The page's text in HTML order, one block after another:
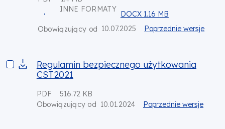
INNE FORMATY
DOCX 1.16 MB
Obowiązujący od 10.07.2025 Poprzednie wersje
Regulamin bezpiecznego użytkowania CST2021
Regulamin bezpiecznego użytkowania
CST2021
PDF
516.72 KB
Obowiązujący od 10.01.2024 Poprzednie wersje